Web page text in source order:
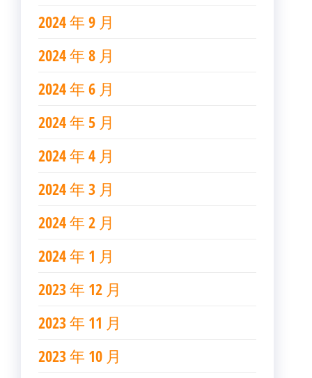
2024 年 9 月
2024 年 8 月
2024 年 6 月
2024 年 5 月
2024 年 4 月
2024 年 3 月
2024 年 2 月
2024 年 1 月
2023 年 12 月
2023 年 11 月
2023 年 10 月